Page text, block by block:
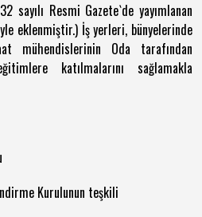
Resmi Gazete`de yayımlanan
eklenmiştir.) İş yerleri, bünyelerinde
mühendislerinin Oda tarafından
katılmalarını sağlamakla
Kurulunun teşkili